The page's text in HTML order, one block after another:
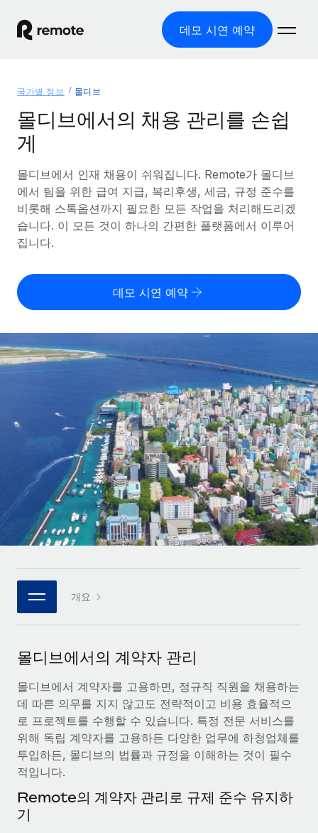
데모 시연 예약
글로벌 급여
규정을 준수하며 급여 지급을 손쉽게 처리
기록상 고용주(EOR)
법인 설립 비용 없이 전 세계로 사업을 확장
PEO
Remote 통합
HR을 워크플로에 매끄럽게 통합
플랫폼
팀을 위한 통합된 핵심 HR 기능
연결 새로운
통합
핵심 비즈니스 도구로 프로세스를 간소화
전문가 상담
글로벌 인사 및 규정 준수 업무 처리에 전문가 지원 제공
신원 조사
채용 후보자 심사 프로세스 간소화
Compliance Watchtower
솔루션
글로벌 서비스 제공
국가별 정보
국가별 글로벌 채용 지원 알아보기
미국 주별 정보
Remote와 다른 솔루션 비교
다른 업체들과 비교해보기
성장 단계
성장하는 기업을 위한 민첩한 글로벌 HR 및 급여 솔루션
중견기업
맞춤형 HR 솔루션으로 팀 확장
엔터프라이즈
대기업을 위한 글로벌 HR
REMOTE 파트너 되기
플랫폼에 글로벌 HR을 유연하게 통합
Remote와의 파트너십 기회 탐색
Remote Build 곧 제공 예정
사례 연구
리소스
도구 및 계산기
국가별 총 인건비 계산
글로벌 계약직을 위한 통화 옵션과 지급 소요 시간 확인
REMOTE와 함께 배우기
리서치 및 가이드
HR 용어집
체크리스트 및 템플릿
직무 설명 라이브러리
이벤트
급여 및 인재 인사이트
지원받기
모든 리소스 보기
글로벌 급여
요금
한국어
English
Nederlands
Italiano
Português (Portugal)
한국어
국가별 정보 몰디브
몰디브에서의 채용 관리를 손쉽
게
몰디브에서 인재 채용이 쉬워집니다. Remote가 몰디브
에서 팀을 위한 급여 지급, 복리후생, 세금, 규정 준수를
비롯해 스톡옵션까지 필요한 모든 작업을 처리해드리겠
습니다. 이 모든 것이 하나의 간편한 플랫폼에서 이루어
집니다.
데모 시연 예약
개요
몰디브에서의 계약자 관리
몰디브에서 계약자를 고용하면, 정규직 직원을 채용하는
데 따른 의무를 지지 않고도 전략적이고 비용 효율적으
로 프로젝트를 수행할 수 있습니다. 특정 전문 서비스를
위해 독립 계약자를 고용하든 다양한 업무에 하청업체를
투입하든, 몰디브의 법률과 규정을 이해하는 것이 필수
적입니다.
Remote의 계약자 관리로 규제 준수 유지하
기